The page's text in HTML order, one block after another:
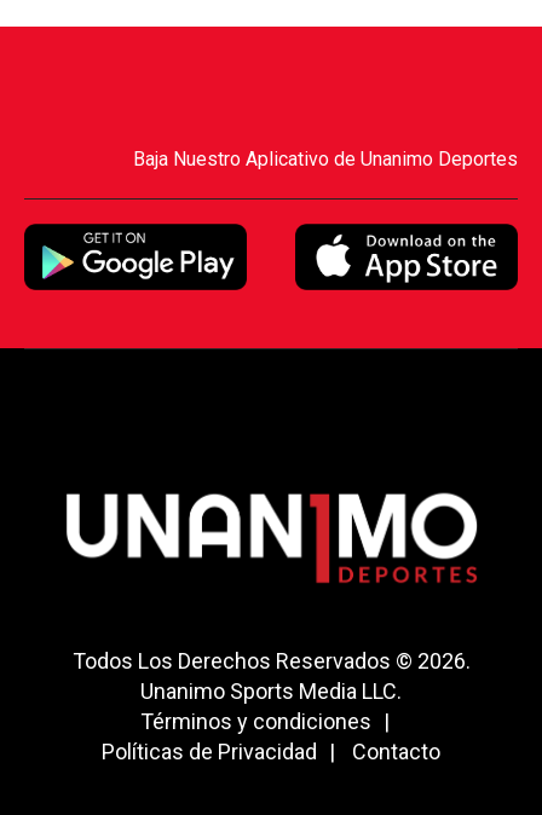
Baja Nuestro Aplicativo de Unanimo Deportes
Todos Los Derechos Reservados © 2026.
Unanimo Sports Media LLC.
Términos y condiciones
Políticas de Privacidad
Contacto